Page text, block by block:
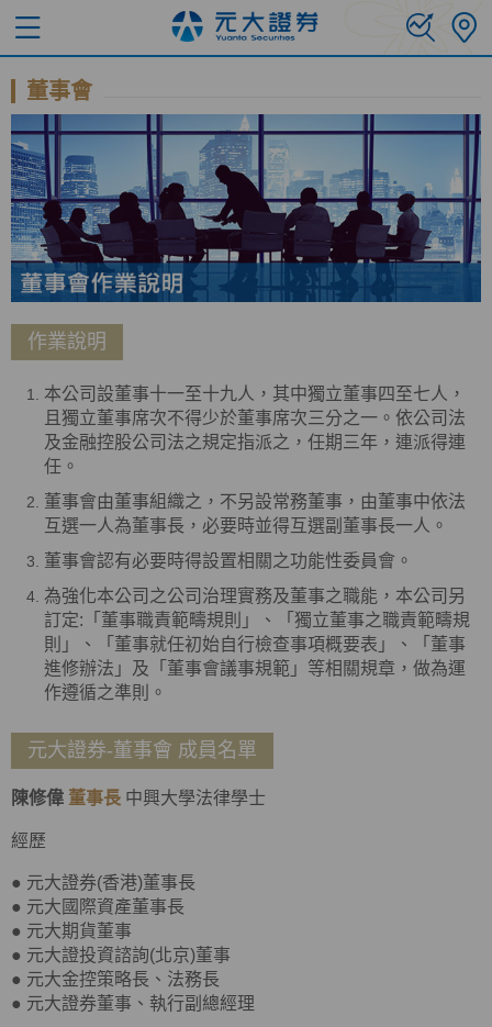
董事會
作業說明
本公司設董事十一至十九人，其中獨立董事四至七人，
且獨立董事席次不得少於董事席次三分之一。依公司法
及金融控股公司法之規定指派之，任期三年，連派得連
任。
董事會由董事組織之，不另設常務董事，由董事中依法
互選一人為董事長，必要時並得互選副董事長一人。
董事會認有必要時得設置相關之功能性委員會。
為強化本公司之公司治理實務及董事之職能，本公司另
訂定:「董事職責範疇規則」、「獨立董事之職責範疇規
則」、「董事就任初始自行檢查事項概要表」、「董事
進修辦法」及「董事會議事規範」等相關規章，做為運
作遵循之準則。
元大證券-董事會 成員名單
陳修偉 董事長 中興大學法律學士
經歷
● 元大證券(香港)董事長
● 元大國際資產董事長
● 元大期貨董事
● 元大證投資諮詢(北京)董事
● 元大金控策略長、法務長
● 元大證券董事、執行副總經理